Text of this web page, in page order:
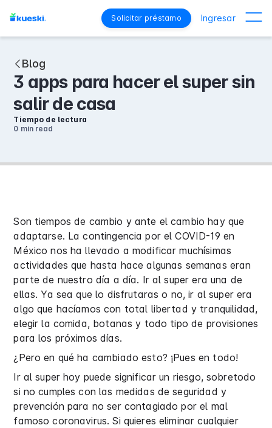
Solicitar préstamo Ingresar
Blog
3 apps para hacer el super sin
salir de casa
Tiempo de lectura
0 minread
Son tiempos de cambio y ante el cambio hay que
adaptarse. La contingencia por el COVID-19 en
México nos ha llevado a modificar muchísimas
actividades que hasta hace algunas semanas eran
parte de nuestro día a día. Ir al super era una de
ellas. Ya sea que lo disfrutaras o no, ir al super era
algo que hacíamos con total libertad y tranquilidad,
elegir la comida, botanas y todo tipo de provisiones
para los próximos días.
¿Pero en qué ha cambiado esto? ¡Pues en todo!
Ir al super hoy puede significar un riesgo, sobretodo
si no cumples con las medidas de seguridad y
prevención para no ser contagiado por el mal
famoso coronavirus. Si quieres eliminar cualquier